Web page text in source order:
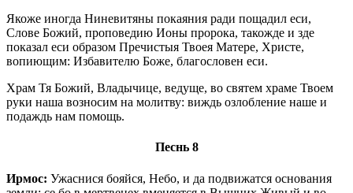
Якоже иногда Ниневитяны покаяния ради пощадил еси,
Слове Божий, проповедию Ионы пророка, такожде и зде
показал еси образом Пречистыя Твоея Матере, Христе,
вопиющим: Избавителю Боже, благословен еси.
Храм Тя Божий, Владычице, ведуще, во святем храме Твоем
руки наша возносим на молитву: виждь озлобление наше и
подаждь нам помощь.
Песнь 8
Ирмос: Ужаснися бояйся, Небо, и да подвижатся основания